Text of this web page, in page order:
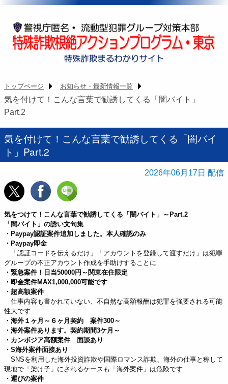
トップページ お知らせ・最新情報一覧
気を付けて！こんな言葉で勧誘してくる「闇バイト」
Part.2
気を付けて！こんな言葉で勧誘してくる「闇バイ
ト」Part.2
2026年06月17日
気をつけて！こんな言葉で勧誘してくる「闇バイト」～Part.2
「闇バイト」の誘い文句集
・Paypay認証案件追加しました。本人確認のみ
・Paypay即金
「認証コードを伝えるだけ」「アカウントを登録して渡すだけ」は犯罪
グループの不正アカウント作成を手助けすることに
・緊急案件！日当50000円～関東在住限定
・即金案件MAX1,000,000可能です
・超高額案件
仕事内容も書かれていない、不自然な高額報酬は犯罪を強要される可能
性大です
・海外１ヶ月～６ヶ月契約 案件300～
・海外案件あります。契約期間3ケ月～
・カンボジア高額案件 面談あり
・S海外案件面接あり
SNSを利用した海外投資詐欺や国際ロマンス詐欺、海外の仕事と称して
現地で「架け子」にされるケースも「海外案件」は危険です
・運びの案件